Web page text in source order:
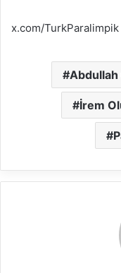
x.com/TurkParalimpik
İrem